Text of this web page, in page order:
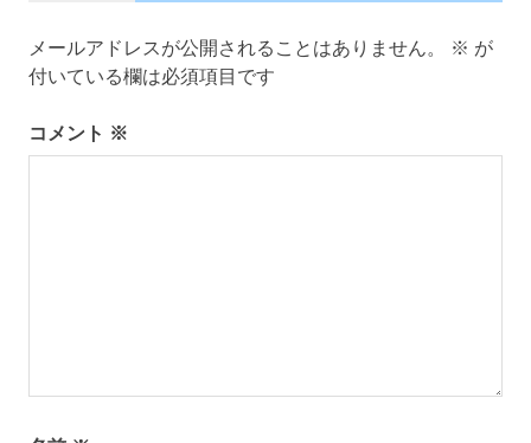
シ
ョ
メールアドレスが公開されることはありません。 ※ が
付いている欄は必須項目です
コメント ※